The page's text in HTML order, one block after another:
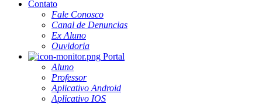
Contato
Fale Conosco
Canal de Denuncias
Ex Aluno
Ouvidoria
Portal
Aluno
Professor
Aplicativo Android
Aplicativo IOS